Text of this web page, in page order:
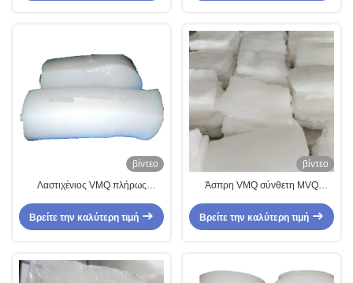
βίντεο
Λαστιχένιος VMQ πλήρως
ζωηρόχρωμος Odorless σιλικόνης
Βρείτε την καλύτερη τιμή
βίντεο
Άσπρη VMQ σύνθετη MVQ
πυκνότητας εύκαμπτη πρώτη ύλη
δαχτυλιδιών σιλικόνης
Βρείτε την καλύτερη τιμή